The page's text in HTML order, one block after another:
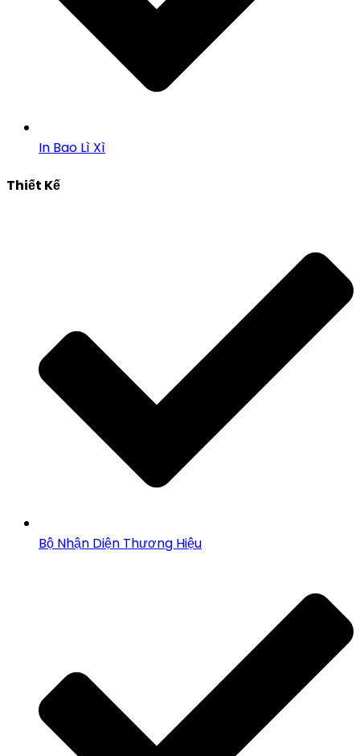
In Bao Lì Xì
Thiết Kế
Bộ Nhận Diện Thương Hiệu